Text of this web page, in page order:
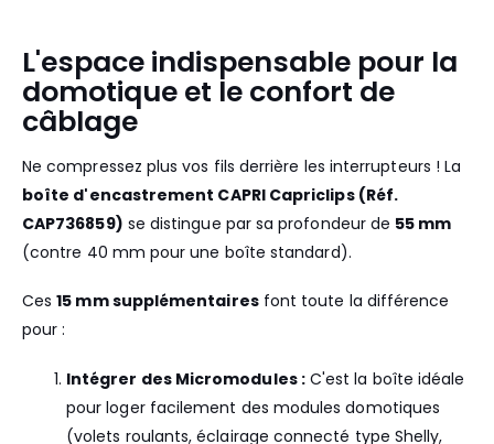
L'espace indispensable pour la
domotique et le confort de
câblage
Ne compressez plus vos fils derrière les interrupteurs ! La
boîte d'encastrement CAPRI Capriclips (Réf.
CAP736859) se distingue par sa profondeur de 55 mm
(contre 40 mm pour une boîte standard).
Ces15 mm supplémentairesfont toute la différence
pour :
Intégrer des Micromodules :C'est la boîte idéale
pour loger facilement des modules domotiques
(volets roulants, éclairage connecté type Shelly,